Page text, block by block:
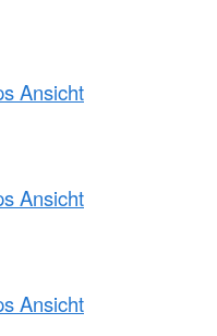
Ansicht
Ansicht
Ansicht